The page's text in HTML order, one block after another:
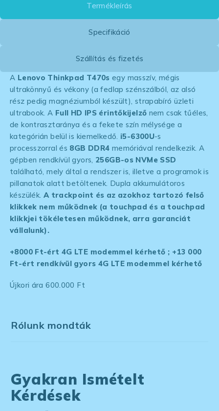
Termékleírás
Specifikáció
Szállítás és fizetés
A Lenovo Thinkpad T470s egy masszív, mégis
ultrakönnyű és vékony (a fedlap szénszálból, az alsó
rész pedig magnéziumból készült), strapabíró üzleti
ultrabook. A Full HD IPS érintőkijelző nem csak tűéles,
de kontrasztaránya és a fekete szín mélysége a
kategórián belül is kiemelkedő. i5-6300U-s
processzorral és 8GB DDR4 memóriával rendelkezik. A
gépben rendkívül gyors, 256GB-os NVMe SSD
található, mely által a rendszer is, illetve a programok is
pillanatok alatt betöltenek. Dupla akkumulátoros
készülék. A trackpoint és az azokhoz tartozó felső
klikkek nem működnek (a touchpad és a touchpad
klikkjei tökéletesen működnek, arra garanciát
vállalunk).
+8000 Ft-ért 4G LTE modemmel kérhető ; +13 000
Ft-ért rendkívül gyors 4G LTE modemmel kérhető
Újkori ára 600.000 Ft
Rólunk mondták
Gyakran Ismételt
Kérdések